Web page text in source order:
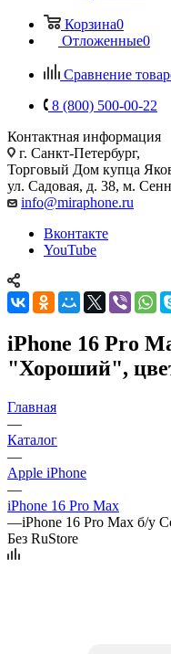
Корзина0
Отложенные0
Сравнение
8 (800) 500-00-22
Контактная информация
г. Санкт-Петербург,
Торговый Дом купца
ул. Садовая, д. 38, м.
info@miraphone.ru
Вконтакте
YouTube
iPhone 16 Pro
"Хороший",
Главная
—
Каталог
—
Apple iPhone
—
iPhone 16 Pro Max
—iPhone 16 Pro Max б/у
Без RuStore